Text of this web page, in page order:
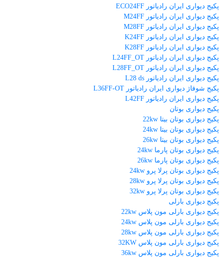
پکیج دیواری ایران رادیاتور ECO24FF
پکیج دیواری ایران رادیاتور M24FF
پکیج دیواری ایران رادیاتور M28FF
پکیج دیواری ایران رادیاتور K24FF
پکیج دیواری ایران رادیاتور K28FF
پکیج دیواری ایران رادیاتور L24FF_OT
پکیج دیواری ایران رادیاتور L28FF_OT
پکیج دیواری ایران رادیاتور L28 ds
پکیج شوفاژ دیواری ایران رادیاتور L36FF-OT
پکیج دیواری ایران رادیاتور L42FF
پکیج دیواری بوتان
پکیج دیواری بوتان بیتا 22kw
پکیج دیواری بوتان بیتا 24kw
پکیج دیواری بوتان بیتا 26kw
پکیج دیواری بوتان پارما 24kw
پکیج دیواری بوتان پارما 26kw
پکیج دیواری بوتان پرلا پرو 24kw
پکیج دیواری بوتان پرلا پرو 28kw
پکیج دیواری بوتان پرلا پرو 32kw
پکیج دیواری بارلی
پکیج دیواری بارلی مون پلاس 22kw
پکیج دیواری بارلی مون پلاس 24kw
پکیج دیواری بارلی مون پلاس 28kw
پکیج دیواری بارلی مون پلاس 32KW
پکیج دیواری بارلی مون پلاس 36kw